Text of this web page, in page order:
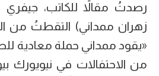
رصدتُ مقالاً للكاتب، جيفري
زهران ممداني) التقطتُ من
«يقود ممداني حملة معادية
من الاحتفالات في نيويورك